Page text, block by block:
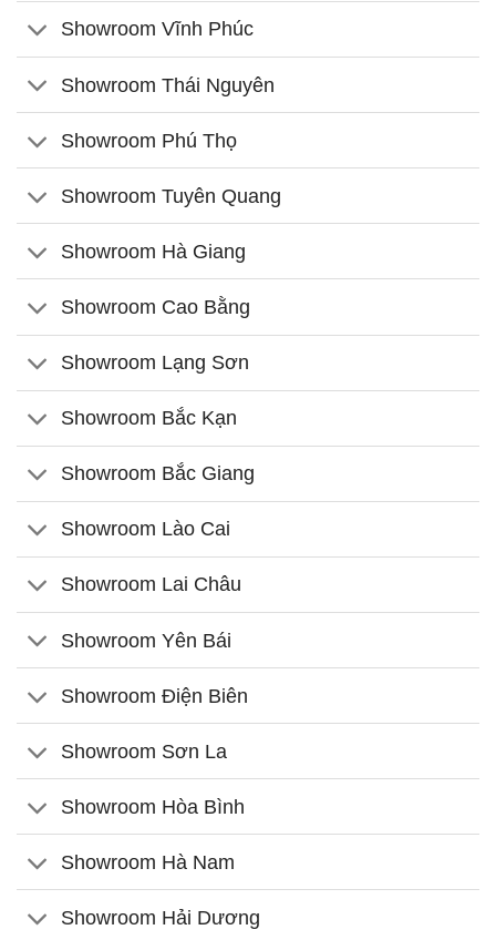
Showroom Vĩnh Phúc
Showroom Thái Nguyên
Showroom Phú Thọ
Showroom Tuyên Quang
Showroom Hà Giang
Showroom Cao Bằng
Showroom Lạng Sơn
Showroom Bắc Kạn
Showroom Bắc Giang
Showroom Lào Cai
Showroom Lai Châu
Showroom Yên Bái
Showroom Điện Biên
Showroom Sơn La
Showroom Hòa Bình
Showroom Hà Nam
Showroom Hải Dương